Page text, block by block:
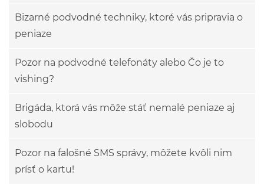
Bizarné podvodné techniky, ktoré vás pripravia o
peniaze
Pozor na podvodné telefonáty alebo Čo je to
vishing?
Brigáda, ktorá vás môže stáť nemalé peniaze aj
slobodu
Pozor na falošné SMS správy, môžete kvôli nim
prísť o kartu!